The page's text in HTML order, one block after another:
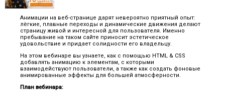
Анимации на веб-странице дарят невероятно приятный опыт:
лёгкие, плавные переходы и динамические движения делают
страницу живой и интересной для пользователя. Именно
пребывание на таком сайте приносит эстетическое
удовольствие и придает солидности его владельцу.
На этом вебинаре вы узнаете, как с помощью HTML & CSS
добавлять анимацию к элементам, с которыми
взаимодействуют пользователи, а также как создать фоновые
анимированные эффекты для большей атмосферности.
План вебинара: